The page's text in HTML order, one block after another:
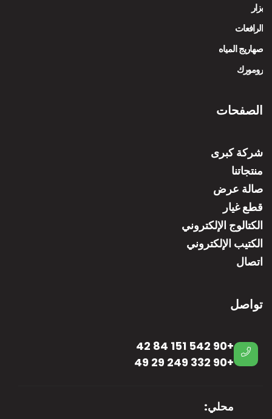
بزار
الرافعات
صهاريج المياه
رومورك
الصفحات
شركة كبرى
منتجاتنا
صالة عرض
قطع غيار
الكتالوج الإلكتروني
الكتيب الإلكتروني
اتصال
تواصل
+90 542 151 84 42
+90 332 249 29 49
محلي: